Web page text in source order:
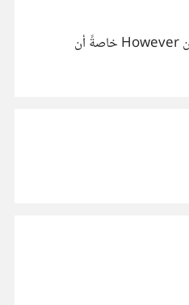
However Otherwise "This design dosen't fit with our vision. however, thanks for participating" إضافة إلى ذلك أظن أن Otherwise أكثر رسميّة من However خاصةً أن